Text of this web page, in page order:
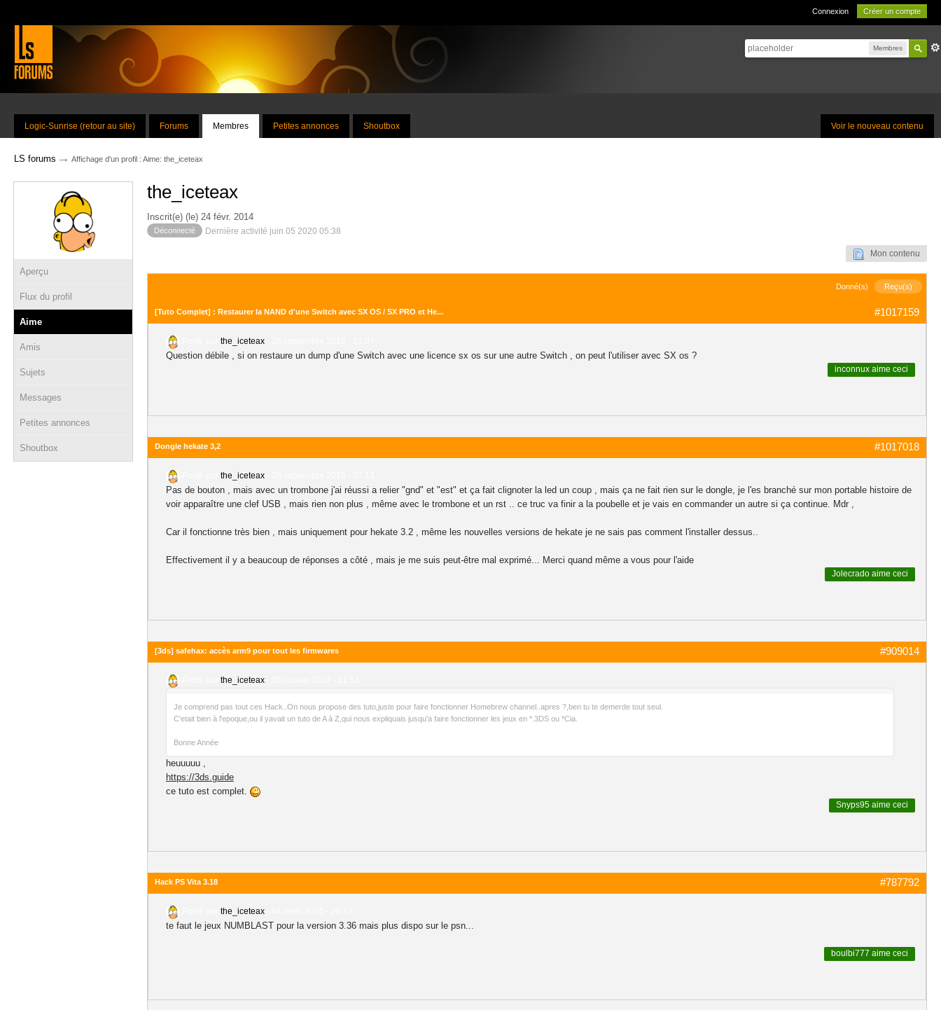
Connexion Créer un compte
Membres
Voir le nouveau contenu
Logic-Sunrise (retour au site) Forums Membres Petites annonces Shoutbox
LS forums → Affichage d'un profil : Aime: the_iceteax
Aperçu
Flux du profil
Aime
Amis
Sujets
Messages
Petites annonces
Shoutbox
the_iceteax
Inscrit(e) (le) 24 févr. 2014
Déconnecté Dernière activité juin 05 2020 05:38
Mon contenu
Donné(s) Reçu(s)
#1017159
[Tuto Complet] : Restaurer la NAND d'une Switch avec SX OS / SX PRO et He...
the_iceteax
Question débile , si on restaure un dump d'une Switch avec une licence sx os sur une autre Switch , on peut l'utiliser avec SX os ?
inconnux aime ceci
#1017018
Dongle hekate 3,2
the_iceteax
Pas de bouton , mais avec un trombone j'ai réussi a relier "gnd" et "est" et ça fait clignoter la led un coup , mais ça ne fait rien sur le dongle, je l'es branché sur mon portable histoire de
voir apparaître une clef USB , mais rien non plus , même avec le trombone et un rst .. ce truc va finir a la poubelle et je vais en commander un autre si ça continue. Mdr ,
Car il fonctionne très bien , mais uniquement pour hekate 3.2 , même les nouvelles versions de hekate je ne sais pas comment l'installer dessus..
Effectivement il y a beaucoup de réponses a côté , mais je me suis peut-être mal exprimé... Merci quand même a vous pour l'aide
Jolecrado aime ceci
#909014
[3ds] safehax: accès arm9 pour tout les firmwares
the_iceteax
Je comprend pas tout ces Hack..On nous propose des tuto,juste pour faire fonctionner Homebrew channel..apres ?,ben tu te demerde tout seul.
C'etait bien à l'epoque,ou il yavait un tuto de A à Z,qui nous expliquais jusqu'a faire fonctionner les jeux en *.3DS ou *Cia.
Bonne Année
heuuuuu ,
https://3ds.guide
ce tuto est complet.
Snyps95 aime ceci
#787792
Hack PS Vita 3.18
the_iceteax
te faut le jeux NUMBLAST pour la version 3.36 mais plus dispo sur le psn...
boulbi777 aime ceci